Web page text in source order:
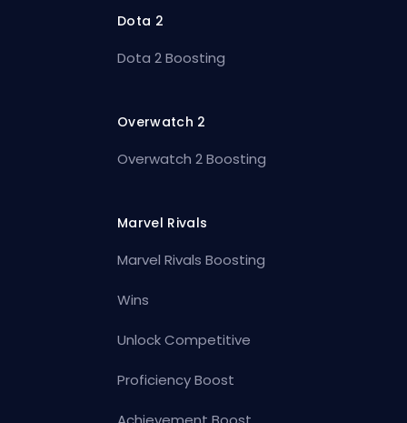
Dota 2
Dota 2 Boosting
Overwatch 2
Overwatch 2 Boosting
Marvel Rivals
Marvel Rivals Boosting
Wins
Unlock Competitive
Proficiency Boost